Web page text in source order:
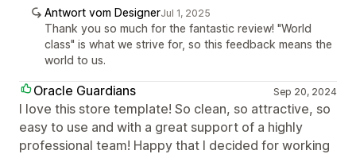
Antwort vom DesignerJul 1, 2025
Thank you so much for the fantastic review! "World
class" is what we strive for, so this feedback means the
world to us.
Oracle Guardians Sep 20, 2024
I love this store template! So clean, so attractive, so
easy to use and with a great support of a highly
professional team! Happy that I decided for working